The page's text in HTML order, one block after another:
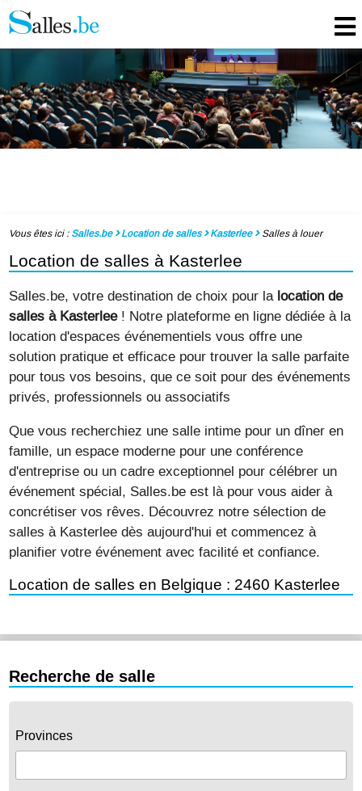
Vous êtes ici : Salles.be Location de salles Kasterlee Salles à louer
Location de salles à Kasterlee
Salles.be, votre destination de choix pour la location de
salles à Kasterlee! Notre plateforme en ligne dédiée à la
location d'espaces événementiels vous offre une
solution pratique et efficace pour trouver la salle parfaite
pour tous vos besoins, que ce soit pour des événements
privés, professionnels ou associatifs
Que vous recherchiez une salle intime pour un dîner en
famille, un espace moderne pour une conférence
d'entreprise ou un cadre exceptionnel pour célébrer un
événement spécial, Salles.be est là pour vous aider à
concrétiser vos rêves. Découvrez notre sélection de
salles à Kasterlee dès aujourd'hui et commencez à
planifier votre événement avec facilité et confiance.
Location de salles en Belgique : 2460 Kasterlee
Recherche de salle
Provinces